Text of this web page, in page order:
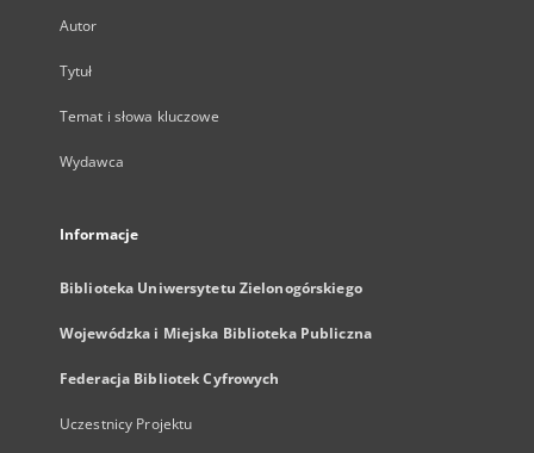
Autor
Tytuł
Temat i słowa kluczowe
Wydawca
Informacje
Biblioteka Uniwersytetu Zielonogórskiego
Wojewódzka i Miejska Biblioteka Publiczna
Federacja Bibliotek Cyfrowych
Uczestnicy Projektu